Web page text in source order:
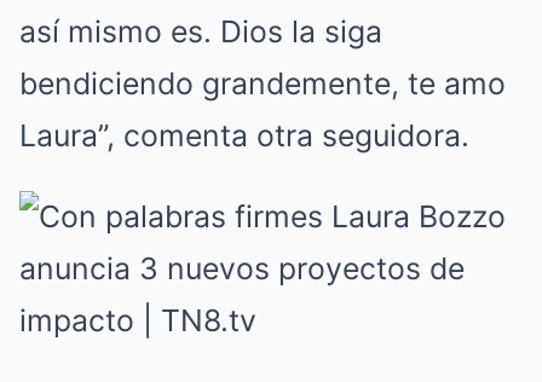
así mismo es. Dios la siga
bendiciendo grandemente, te amo
Laura”, comenta otra seguidora.